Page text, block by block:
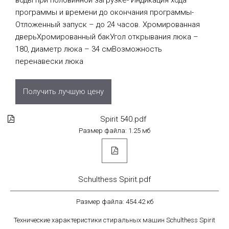
программы и времени до окончания программы-
Отложенный запуск – до 24 часов. Хромированная
дверьХромированный бакУгол открывания люка –
180, диаметр люка – 34 смВозможность
перенавески люка
Получить лучшую цену
Spirit 540.pdf
Размер файла: 1.25 мб
Schulthess Spirit.pdf
Размер файла: 454.42 кб
Технические характеристики стиральных машин Schulthess Spirit